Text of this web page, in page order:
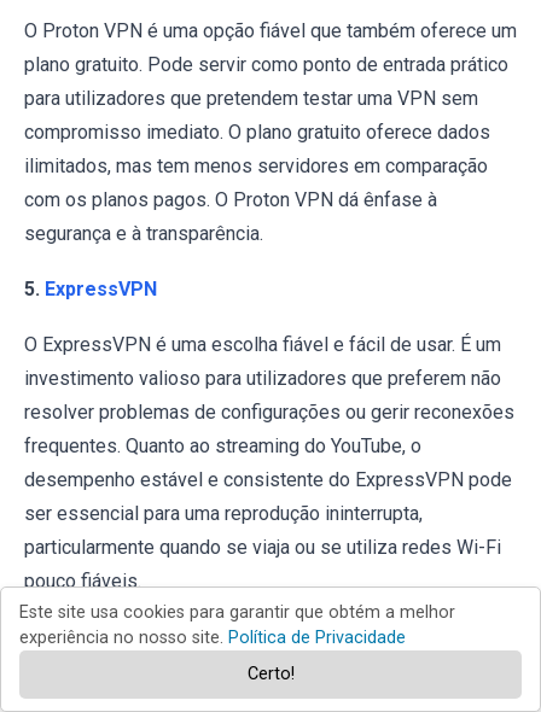
O Proton VPN é uma opção fiável que também oferece um
plano gratuito. Pode servir como ponto de entrada prático
para utilizadores que pretendem testar uma VPN sem
compromisso imediato. O plano gratuito oferece dados
ilimitados, mas tem menos servidores em comparação
com os planos pagos. O Proton VPN dá ênfase à
segurança e à transparência.
5. ExpressVPN
O ExpressVPN é uma escolha fiável e fácil de usar. É um
investimento valioso para utilizadores que preferem não
resolver problemas de configurações ou gerir reconexões
frequentes. Quanto ao streaming do YouTube, o
desempenho estável e consistente do ExpressVPN pode
ser essencial para uma reprodução ininterrupta,
particularmente quando se viaja ou se utiliza redes Wi-Fi
pouco fiáveis.
É necessário mencionar quenenhum serviço VPN pode
garantir acesso ininterrupto e contínuo a qualquer
site ou conteúdo online.Os vídeos do YouTube podem
Este site usa cookies para garantir que obtém a melhor
experiência no nosso site. Política de Privacidade
Certo!